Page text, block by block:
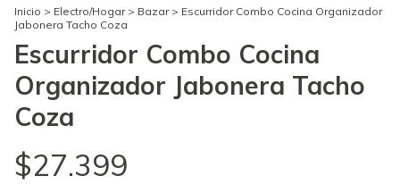
Inicio > Electro/Hogar > Bazar > Escurridor Combo Cocina Organizador
Jabonera Tacho Coza
Escurridor Combo Cocina
Organizador Jabonera Tacho
Coza
$27.399